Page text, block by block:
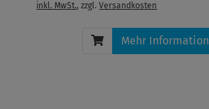
inkl. MwSt., zzgl.Versandkosten
Mehr